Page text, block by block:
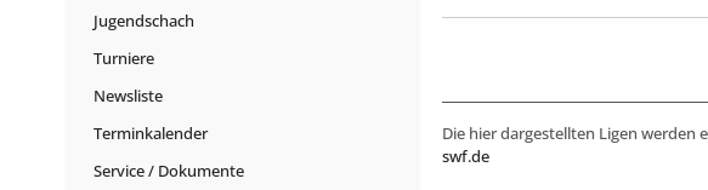
Jugendschach
Turniere
Newsliste
Terminkalender
Service / Dokumente
Die hier dargestellten Ligen werden
swf.de